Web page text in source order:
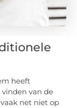
heeft
van de
net niet op